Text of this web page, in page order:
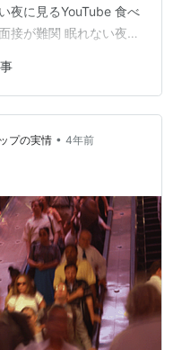
夜に見るYouTube 食べ
接が難関 眠れない夜に
ない 長く眠れるって若
思います。 こんな時や
余計に眠れない…？ 働
いました。 年金だけ
事事情。 仕事内容
プの実情 • 4年前